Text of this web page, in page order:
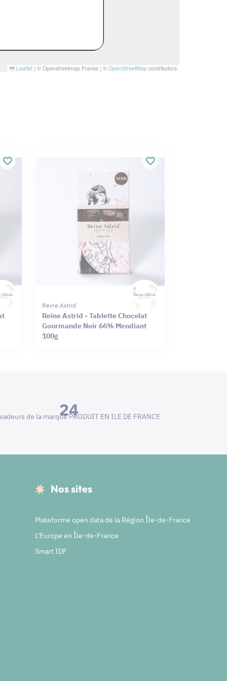
Leaflet | © Openstreetmap France | © OpenStreetMap contributors
Reine Astrid
Reine Astrid - Tablette Chocolat
Gourmande Noir 66% Mendiant
100g
24
de la marque PRODUIT EN ILE DE FRANCE
Nos sites
Plateforme open data de la Région Île-de-France
L'Europe en Île-de-France
Smart IDF